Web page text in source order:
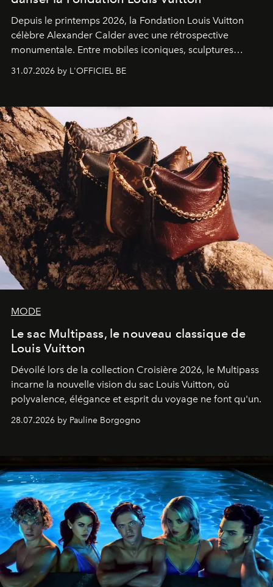
Depuis le printemps 2026, la Fondation Louis Vuitton
célèbre Alexander Calder avec une rétrospective
monumentale. Entre mobiles iconiques, sculptures
monumentales et poésie du mouvement, l'artiste
américain investit les espaces imaginés par Frank Gehry
sculpture.
31.07.2026 by L'OFFICIEL BE
MODE
Le sac Multipass, le nouveau classique de
Louis Vuitton
Dévoilé lors de la collection Croisière 2026, le Multipass
incarne la nouvelle vision du sac Louis Vuitton, où
polyvalence, élégance et esprit du voyage ne font qu'un.
28.07.2026 by Pauline Borgogno